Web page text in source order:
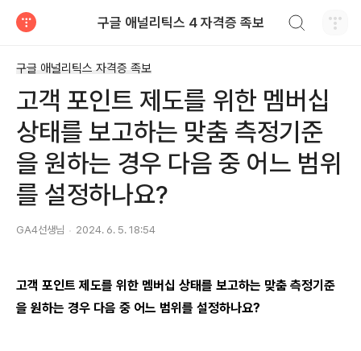
구글 애널리틱스 4 자격증 족보
구글 애널리틱스 자격증 족보
고객 포인트 제도를 위한 멤버십
상태를 보고하는 맞춤 측정기준
을 원하는 경우 다음 중 어느 범위
를 설정하나요?
GA4선생님 2024. 6. 5. 18:54
고객 포인트 제도를 위한 멤버십 상태를 보고하는 맞춤 측정기준
을 원하는 경우 다음 중 어느 범위를 설정하나요?